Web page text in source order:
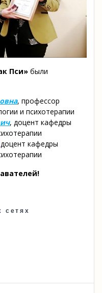
Пси» были
, профессор
и психотерапии
, доцент кафедры
кафедры
сетях